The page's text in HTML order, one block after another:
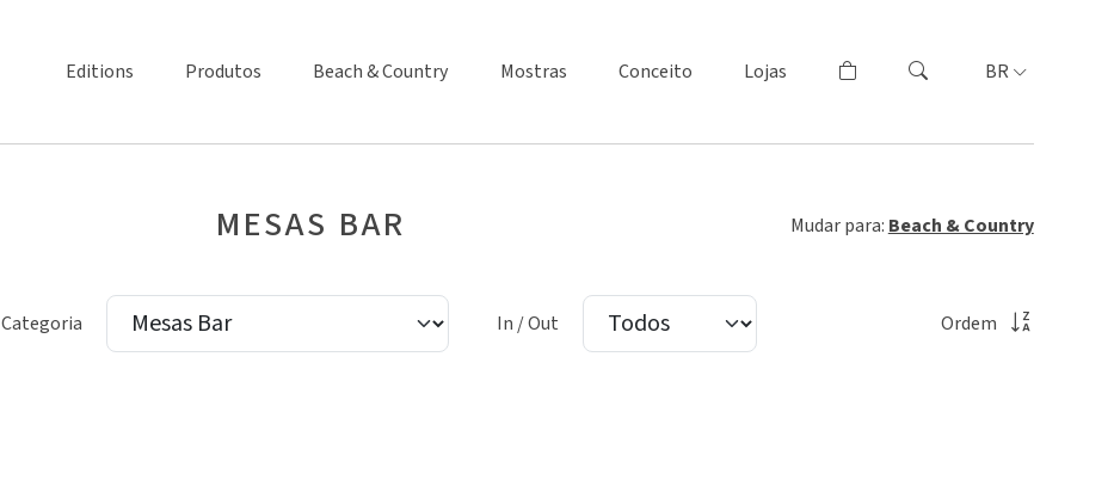
Editions Produtos Beach & Country Mostras Conceito Lojas BR
MESAS BAR Mudar para: Beach & Country
Categoria In / Out Ordem